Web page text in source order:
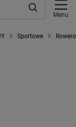
Menu
Sportowe